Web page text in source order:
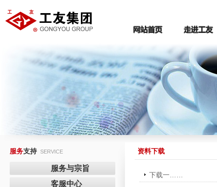
服务支持 SERVICE
服务与宗旨
客服中心
资料下载
下载一……